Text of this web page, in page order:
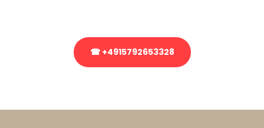
☎ +4915792653328